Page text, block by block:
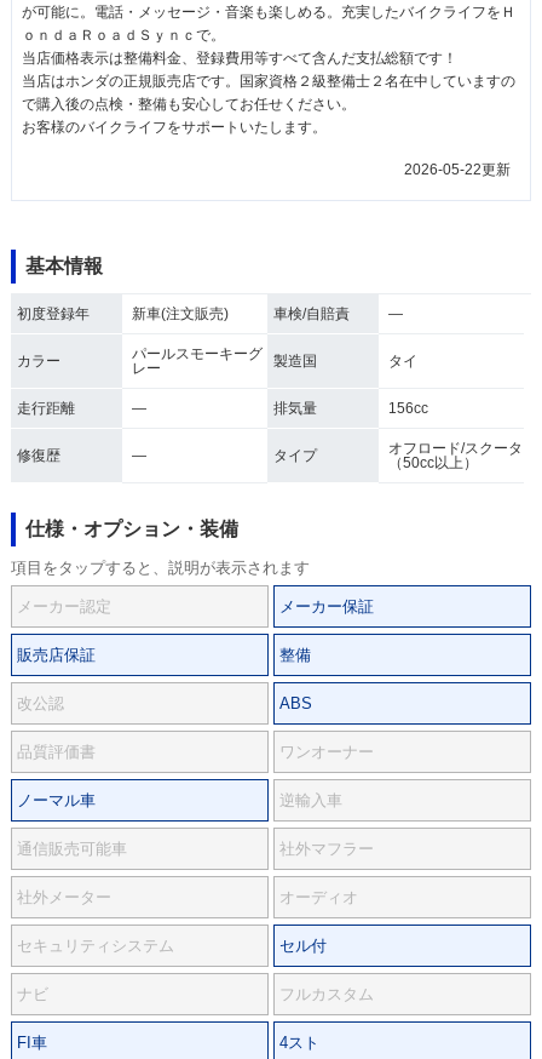
が可能に。電話・メッセージ・音楽も楽しめる。充実したバイクライフをＨ
ｏｎｄａＲｏａｄＳｙｎｃで。
当店価格表示は整備料金、登録費用等すべて含んだ支払総額です！
当店はホンダの正規販売店です。国家資格２級整備士２名在中していますの
で購入後の点検・整備も安心してお任せください。
お客様のバイクライフをサポートいたします。
2026-05-22更新
基本情報
初度登録年 新車(注文販売) 車検/自賠責 ―
カラー
パールスモーキーグ
レー
製造国 タイ
走行距離 ― 排気量 156cc
修復歴 ― タイプ
オフロード/スクータ
（50cc以上）
仕様・オプション・装備
項目をタップすると、説明が表示されます
メーカー認定 メーカー保証
販売店保証 整備
改公認 ABS
品質評価書 ワンオーナー
ノーマル車 逆輸入車
通信販売可能車 社外マフラー
社外メーター オーディオ
セキュリティシステム セル付
ナビ フルカスタム
FI車 4スト